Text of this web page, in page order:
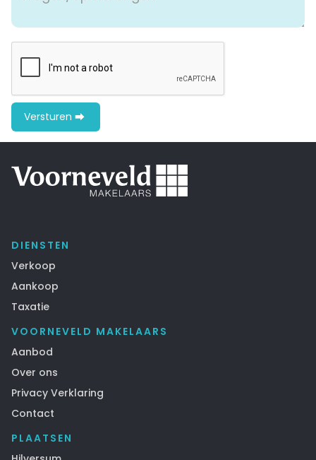
DIENSTEN
Verkoop
Aankoop
Taxatie
VOORNEVELD MAKELAARS
Aanbod
Over ons
Privacy Verklaring
Contact
PLAATSEN